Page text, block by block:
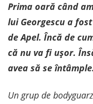
Prima oară când
lui Georgescu a
de Apel. Încă de
că nu va fi ușor.
avea să se
Un grup de